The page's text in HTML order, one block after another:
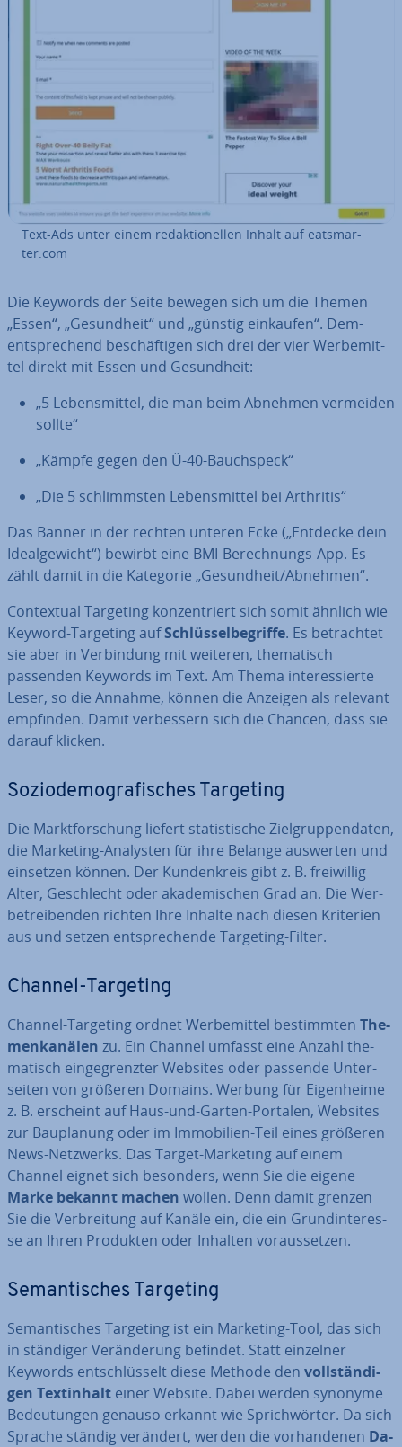
Text-Ads unter einem re­dak­tio­nel­len Inhalt auf eat­s­mar­
ter.com
Die Keywords der Seite bewegen sich um die Themen
„Essen“, „Ge­sund­heit“ und „günstig einkaufen“. Dem­
entspre­chend be­schäf­ti­gen sich drei der vier Wer­be­mit­
tel direkt mit Essen und Ge­sund­heit:
„5 Le­bens­mit­tel, die man beim Abnehmen vermeiden
sollte“
„Kämpfe gegen den Ü-40-Bauch­speck“
„Die 5 schlimms­ten Le­bens­mit­tel bei Arthritis“
Das Banner in der rechten unteren Ecke („Entdecke dein
Ide­al­ge­wicht“) bewirbt eine BMI-Be­rech­nungs-App. Es
zählt damit in die Kategorie „Ge­sund­heit/Abnehmen“.
Con­tex­tu­al Targeting kon­zen­triert sich somit ähnlich wie
Keyword-Targeting aufSchlüs­sel­be­grif­fe. Es be­trach­tet
sie aber in Ver­bin­dung mit weiteren, the­ma­tisch
passenden Keywords im Text. Am Thema in­ter­es­sier­te
Leser, so die Annahme, können die Anzeigen als relevant
empfinden. Damit ver­bes­sern sich die Chancen, dass sie
darauf klicken.
So­zio­de­mo­gra­fi­sches Targeting
Die Markt­for­schung liefert sta­tis­ti­sche Ziel­grup­pen­da­ten,
die Marketing-Analysten für ihre Belange auswerten und
einsetzen können. Der Kun­den­kreis gibt z. B. frei­wil­lig
Alter, Ge­schlecht oder aka­de­mi­schen Grad an. Die Wer­
be­trei­ben­den richten Ihre Inhalte nach diesen Kriterien
aus und setzen ent­spre­chen­de Targeting-Filter.
Channel-Targeting
Channel-Targeting ordnet Wer­be­mit­tel be­stimm­ten The­
men­ka­nä­len zu. Ein Channel umfasst eine Anzahl the­
ma­tisch ein­ge­grenz­ter Websites oder passende Un­ter­
sei­ten von größeren Domains. Werbung für Ei­gen­hei­me
z. B. erscheint auf Haus-und-Garten-Portalen, Websites
zur Bau­pla­nung oder im Im­mo­bi­li­en-Teil eines größeren
News-Netzwerks. Das Target-Marketing auf einem
Channel eignet sich besonders, wenn Sie die eigene
Marke bekannt machen wollen. Denn damit grenzen
Sie die Ver­brei­tung auf Kanäle ein, die ein Grund­in­ter­es­
se an Ihren Produkten oder Inhalten vor­aus­set­zen.
Se­man­ti­sches Targeting
Se­man­ti­sches Targeting ist ein Marketing-Tool, das sich
in ständiger Ver­än­de­rung befindet. Statt einzelner
Keywords ent­schlüs­selt diese Methode den voll­stän­di­
gen Text­in­halt einer Website. Dabei werden synonyme
Be­deu­tun­gen genauso erkannt wie Sprich­wör­ter. Da sich
Sprache ständig verändert, werden die vor­han­de­nen Da­